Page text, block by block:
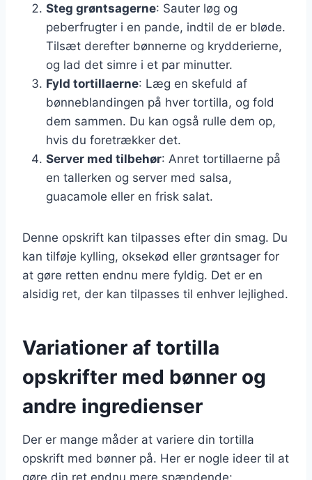
Steg grøntsagerne: Sauter løg og
peberfrugter i en pande, indtil de er bløde.
Tilsæt derefter bønnerne og krydderierne,
og lad det simre i et par minutter.
Fyld tortillaerne: Læg en skefuld af
bønneblandingen på hver tortilla, og fold
dem sammen. Du kan også rulle dem op,
hvis du foretrækker det.
Server med tilbehør: Anret tortillaerne på
en tallerken og server med salsa,
guacamole eller en frisk salat.
Denne opskrift kan tilpasses efter din smag. Du
kan tilføje kylling, oksekød eller grøntsager for
at gøre retten endnu mere fyldig. Det er en
alsidig ret, der kan tilpasses til enhver lejlighed.
Variationer af tortilla
opskrifter med bønner og
andre ingredienser
Der er mange måder at variere din tortilla
opskrift med bønner på. Her er nogle ideer til at
gøre din ret endnu mere spændende: